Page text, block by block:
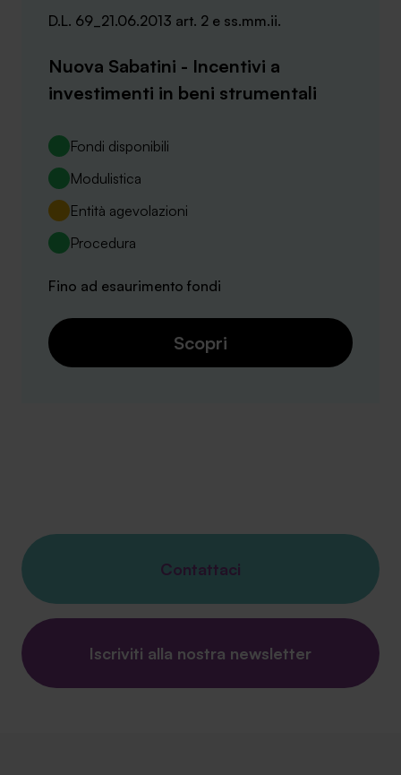
D.L. 69_21.06.2013 art. 2 e ss.mm.ii.
Nuova Sabatini - Incentivi a
investimenti in beni strumentali
Fondi disponibili
Modulistica
Entità agevolazioni
Procedura
Fino ad esaurimento fondi
Scopri
Contattaci
Iscriviti alla nostra newsletter